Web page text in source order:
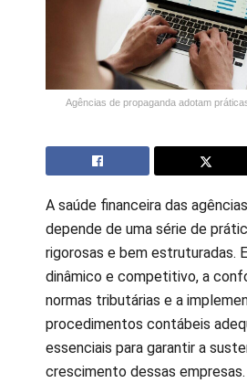
Agências de propaganda adotam
A saúde financeira das
depende de uma série de
rigorosas e bem estruturadas.
dinâmico e competitivo, a
normas tributárias e a
procedimentos contábeis
essenciais para garantir a
crescimento dessas empresas.